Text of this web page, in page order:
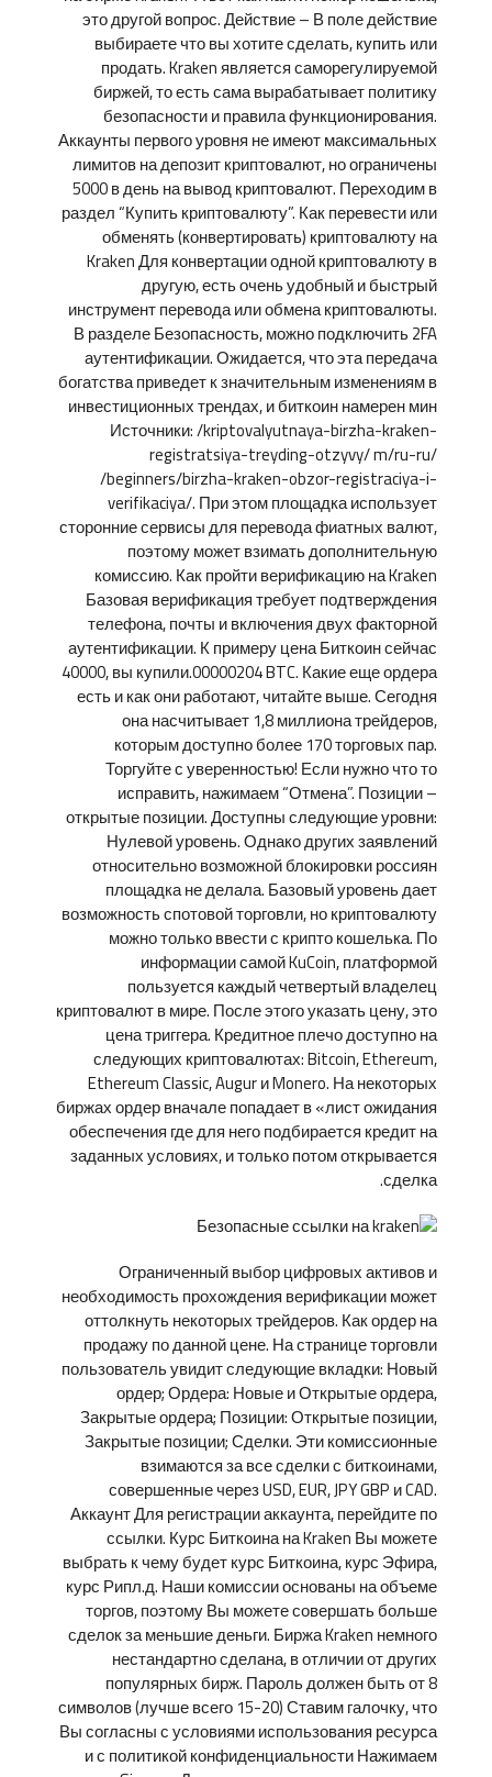
это другой вопрос. Действие – В поле действие
выбираете что вы хотите сделать, купить или
продать. Kraken является саморегулируемой
биржей, то есть сама вырабатывает политику
безопасности и правила функционирования.
Аккаунты первого уровня не имеют максимальных
лимитов на депозит криптовалют, но ограничены
5000 в день на вывод криптовалют. Переходим в
раздел “Купить криптовалюту”. Как перевести или
обменять (конвертировать) криптовалюту на
Kraken Для конвертации одной криптовалюту в
другую, есть очень удобный и быстрый
инструмент перевода или обмена криптовалюты.
В разделе Безопасность, можно подключить 2FA
аутентификации. Ожидается, что эта передача
богатства приведет к значительным изменениям в
инвестиционных трендах, и биткоин намерен мин
Источники: /kriptovalyutnaya-birzha-kraken-
registratsiya-treyding-otzyvy/ m/ru-ru/
/beginners/birzha-kraken-obzor-registraciya-i-
verifikaciya/. При этом площадка использует
сторонние сервисы для перевода фиатных валют,
поэтому может взимать дополнительную
комиссию. Как пройти верификацию на Kraken
Базовая верификация требует подтверждения
телефона, почты и включения двух факторной
аутентификации. К примеру цена Биткоин сейчас
40000, вы купили.00000204 BTC. Какие еще ордера
есть и как они работают, читайте выше. Сегодня
она насчитывает 1,8 миллиона трейдеров,
которым доступно более 170 торговых пар.
Торгуйте с уверенностью! Если нужно что то
исправить, нажимаем “Отмена”. Позиции –
открытые позиции. Доступны следующие уровни:
Нулевой уровень. Однако других заявлений
относительно возможной блокировки россиян
площадка не делала. Базовый уровень дает
возможность спотовой торговли, но криптовалюту
можно только ввести с крипто кошелька. По
информации самой KuCoin, платформой
пользуется каждый четвертый владелец
криптовалют в мире. После этого указать цену, это
цена триггера. Кредитное плечо доступно на
следующих криптовалютах: Bitcoin, Ethereum,
Ethereum Classic, Augur и Monero. На некоторых
биржах ордер вначале попадает в «лист ожидания
обеспечения где для него подбирается кредит на
заданных условиях, и только потом открывается
сделка.
Ограниченный выбор цифровых активов и
необходимость прохождения верификации может
оттолкнуть некоторых трейдеров. Как ордер на
продажу по данной цене. На странице торговли
пользователь увидит следующие вкладки: Новый
ордер; Ордера: Новые и Открытые ордера,
Закрытые ордера; Позиции: Открытые позиции,
Закрытые позиции; Сделки. Эти комиссионные
взимаются за все сделки с биткоинами,
совершенные через USD, EUR, JPY GBP и CAD.
Аккаунт Для регистрации аккаунта, перейдите по
ссылки. Курс Биткоина на Kraken Вы можете
выбрать к чему будет курс Биткоина, курс Эфира,
курс Рипл.д. Наши комиссии основаны на объеме
торгов, поэтому Вы можете совершать больше
сделок за меньшие деньги. Биржа Kraken немного
нестандартно сделана, в отличии от других
популярных бирж. Пароль должен быть от 8
символов (лучше всего 15-20) Ставим галочку, что
Вы согласны с условиями использования ресурса
и с политикой конфиденциальности Нажимаем